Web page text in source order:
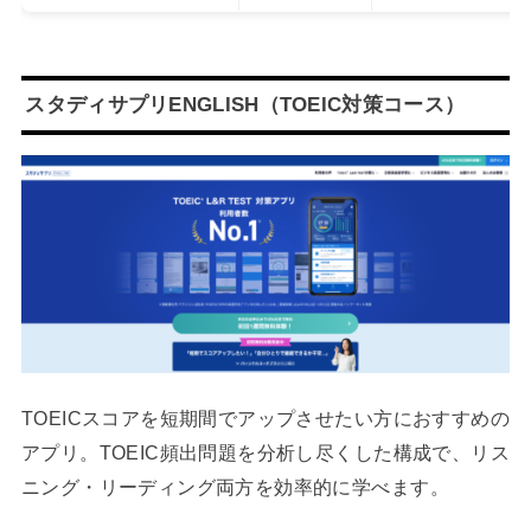
スタディサプリENGLISH（TOEIC対策コース）
TOEICスコアを短期間でアップさせたい方におすすめの
アプリ。TOEIC頻出問題を分析し尽くした構成で、リス
ニング・リーディング両方を効率的に学べます。